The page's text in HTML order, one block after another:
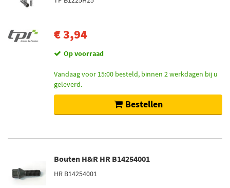
€ 3,94
Op voorraad
Vandaag voor 15:00 besteld, binnen 2 werkdagen bij u
geleverd.
Bestellen
Bouten H&R HR B14254001
HR B14254001